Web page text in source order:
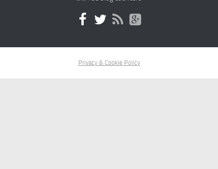
Privacy & Cookie Policy